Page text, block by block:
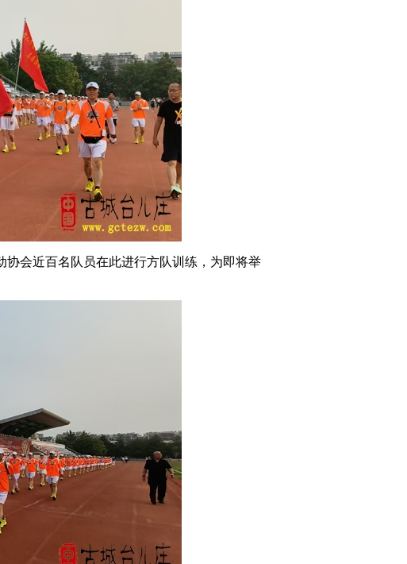
会近百名队员在此进行方队训练，为即将举